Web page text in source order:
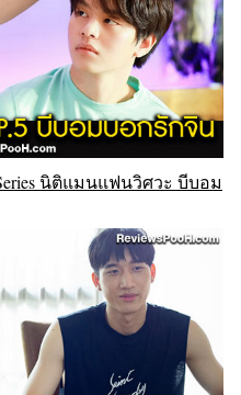
นิติแมนแฟนวิศวะ บีบอม